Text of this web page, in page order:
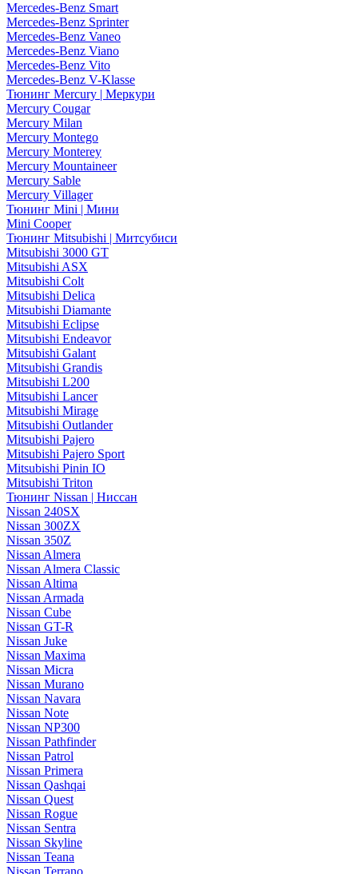
Mercedes-Benz Smart
Mercedes-Benz Sprinter
Mercedes-Benz Vaneo
Mercedes-Benz Viano
Mercedes-Benz Vito
Mercedes-Benz V-Klasse
Тюнинг Mercury | Меркури
Mercury Cougar
Mercury Milan
Mercury Montego
Mercury Monterey
Mercury Mountaineer
Mercury Sable
Mercury Villager
Тюнинг Mini | Мини
Mini Cooper
Тюнинг Mitsubishi | Митсубиси
Mitsubishi 3000 GT
Mitsubishi ASX
Mitsubishi Colt
Mitsubishi Delica
Mitsubishi Diamante
Mitsubishi Eclipse
Mitsubishi Endeavor
Mitsubishi Galant
Mitsubishi Grandis
Mitsubishi L200
Mitsubishi Lancer
Mitsubishi Mirage
Mitsubishi Outlander
Mitsubishi Pajero
Mitsubishi Pajero Sport
Mitsubishi Pinin IO
Mitsubishi Triton
Тюнинг Nissan | Ниссан
Nissan 240SX
Nissan 300ZX
Nissan 350Z
Nissan Almera
Nissan Almera Classic
Nissan Altima
Nissan Armada
Nissan Cube
Nissan GT-R
Nissan Juke
Nissan Maxima
Nissan Micra
Nissan Murano
Nissan Navara
Nissan Note
Nissan NP300
Nissan Pathfinder
Nissan Patrol
Nissan Primera
Nissan Qashqai
Nissan Quest
Nissan Rogue
Nissan Sentra
Nissan Skyline
Nissan Teana
Nissan Terrano